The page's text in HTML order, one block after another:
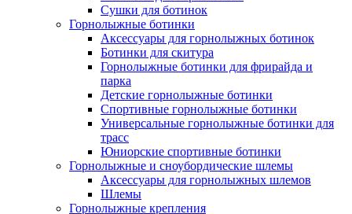
Сушки для ботинок
Горнолыжные ботинки
Аксессуары для горнолыжных ботинок
Ботинки для скитура
Горнолыжные ботинки для фрирайда и
парка
Детские горнолыжные ботинки
Спортивные горнолыжные ботинки
Универсальные горнолыжные ботинки для
трасс
Юниорские спортивные ботинки
Горнолыжные и сноубордические шлемы
Аксессуары для горнолыжных шлемов
Шлемы
Горнолыжные крепления